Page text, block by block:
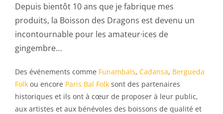
Depuis bientôt 10 ans que je fabrique mes
produits, la Boisson des Dragons est devenu un
incontournable pour les amateur·ices de
gingembre…
Des événements comme Funambals, Cadansa, Bergueda
Folk ou encore Paris Bal Folk sont des partenaires
historiques et ils ont à cœur de proposer à leur public,
aux artistes et aux bénévoles des boissons de qualité et